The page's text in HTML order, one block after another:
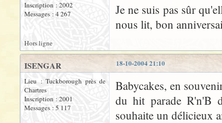
Inscription : 2002
Messages : 4 267
Je ne suis pas sûr
nous lit, bon
Hors ligne
18-10-2004 21:10
ISENGAR
Lieu : Tuckborough près de
Chartres
Inscription : 2001
Messages : 5 117
Babycakes, en
du hit parade R'n'B
souhaite un délicieux